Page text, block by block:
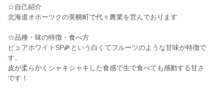
☆自己紹介
北海道オホーツクの美幌町で代々農業を営んでおります
☆品種・味の特徴・食べ方
ピュアホワイトSP🌽という白くてフルーツのような甘味が特徴で
す。
皮が柔らかくシャキシャキした食感で生で食べても感動する甘さ
です！